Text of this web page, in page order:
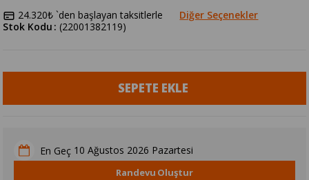
24.320₺ `den başlayan taksitlerle
Diğer Seçenekler
(22001382119)
Stok Kodu
En Geç 10 Ağustos 2026 Pazartesi
Randevu Oluştur